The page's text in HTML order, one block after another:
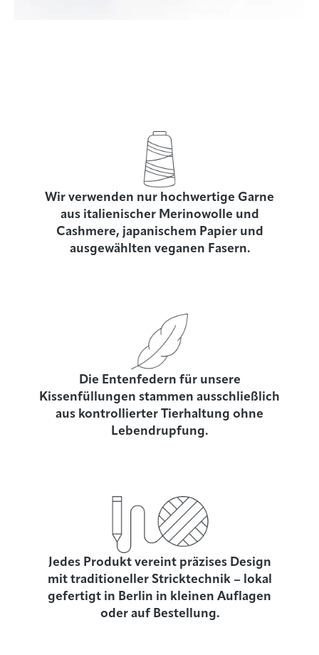
Wir verwenden nur hochwertige Garne
aus italienischer Merinowolle und
Cashmere, japanischem Papier und
ausgewählten veganen Fasern.
Die Entenfedern für unsere
Kissenfüllungen stammen ausschließlich
aus kontrollierter Tierhaltung ohne
Lebendrupfung.
Jedes Produkt vereint präzises Design
mit traditioneller Stricktechnik – lokal
gefertigt in Berlin in kleinen Auflagen
oder auf Bestellung.